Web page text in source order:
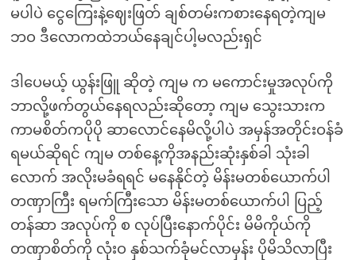
မပါပဲ ငွေကြေးနဲ့ဈေးဖြတ် ချစ်တမ်းကစားနေရတဲ့ကျမ
ဘဝ ဒီလောကထဲဘယ်နေချင်ပါ့မလည်းရှင်
ဒါပေမယ့် ယွန်းဖြူ ဆိုတဲ့ ကျမ က မကောင်းမှုအလုပ်ကို
ဘာလို့ဖက်တွယ်နေရလည်းဆိုတော့ ကျမ သွေးသားက
ကာမစိတ်ကပိုပို ဆာလောင်နေမိလို့ပါပဲ အမှန်အတိုင်းဝန်ခံ
ရမယ်ဆိုရင် ကျမ တစ်နေ့ကိုအနည်းဆုံးနှစ်ခါ သုံးခါ
လောက် အလိုးမခံရရင် မနေနိုင်တဲ့ မိန်းမတစ်ယောက်ပါ
တဏှာကြီး ရမက်ကြီးသော မိန်းမတစ်ယောက်ပါ ပြည့်
တန်ဆာ အလုပ်ကို စ လုပ်ပြီးနောက်ပိုင်း မိမိကိုယ်ကို
တဏှာစိတ်ကို လုံးဝ နှစ်သက်ခုံမင်လာမှန်း ပိုမိသိလာပြီး